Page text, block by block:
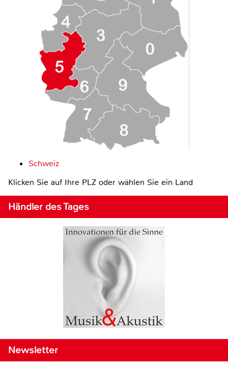
Schweiz
Klicken Sie auf Ihre PLZ oder wählen Sie ein Land
Händler des Tages
Newsletter